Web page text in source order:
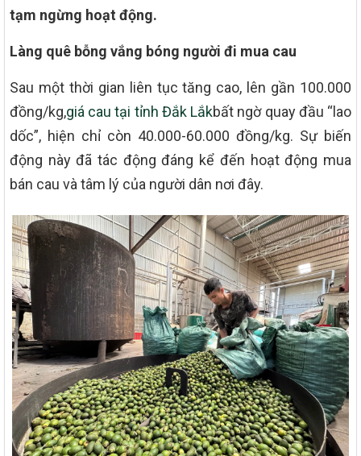
tạm ngừng hoạt động.
Làng quê bỗng vắng bóng người đi mua cau
Sau một thời gian liên tục tăng cao, lên gần 100.000
đồng/kg,giá cau tại tỉnh Đắk Lắkbất ngờ quay đầu “lao
dốc”, hiện chỉ còn 40.000-60.000 đồng/kg. Sự biến
động này đã tác động đáng kể đến hoạt động mua
bán cau và tâm lý của người dân nơi đây.